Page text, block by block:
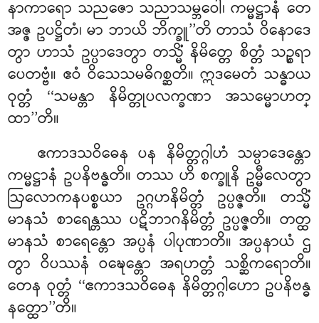
နာကာရော သညဇော သညာသမ္ဘဝေါ၊ ကမ္မဋ္ဌာနံ တေ
အဇ္ဇ ဥပဋ္ဌိတံ၊ မာ ဘာယိ ဘိက္ခူ’’တိ တာသံ ဝိနောဒေ
တွာ ဟာသံ ဥပ္ပာဒေတွာ တသ္မိံ နိမိတ္တေ စိတ္တံ သဉ္စရာ
ပေတဗ္ဗံ။ ဧဝံ ဝိသေသမဓိဂစ္ဆတိ။ ဣဒမေတံ သန္ဓာယ
ဝုတ္တံ ‘‘သမန္တာ နိမိတ္တုပလက္ခဏာ အသမ္မောဟတ္
ထာ’’တိ။
ဧကာဒသဝိဓေန ပန နိမိတ္တဂ္ဂါဟံ သမ္ပာဒေန္တော
ကမ္မဋ္ဌာနံ ဥပနိဗန္ဓတိ။ တဿ ဟိ စက္ခူနိ ဥမ္မီလေတွာ
ဩလောကနပစ္စယာ ဥဂ္ဂဟနိမိတ္တံ ဥပ္ပဇ္ဇတိ။ တသ္မိံ
မာနသံ စာရေန္တဿ ပဋိဘာဂနိမိတ္တံ ဥပ္ပဇ္ဇတိ။ တတ္ထ
မာနသံ စာရေန္တော အပ္ပနံ ပါပုဏာတိ။ အပ္ပနာယံ ဌ
တွာ ဝိပဿနံ ဝဍ္ဎေန္တော အရဟတ္တံ သစ္ဆိကရောတိ။
တေန ဝုတ္တံ ‘‘ဧကာဒသဝိဓေန နိမိတ္တဂ္ဂါဟော ဥပနိဗန္ဓ
နတ္ထော’’တိ။